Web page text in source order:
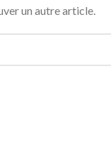
un autre article.